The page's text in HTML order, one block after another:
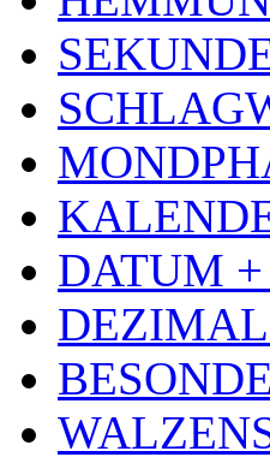
DATUM